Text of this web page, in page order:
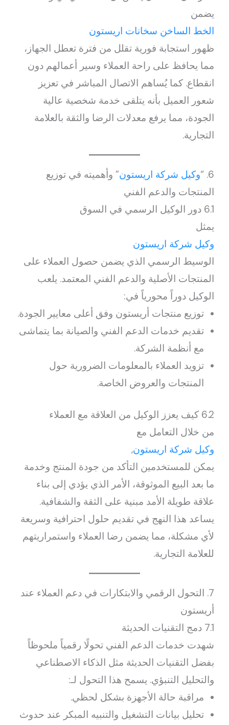
يضمن
الخط الساخن سخانات اريستون
ظهور استجابة فورية تقلل من فترة تعطل الجهاز،
مما يحافظ على راحة العملاء وسير أعمالهم دون
انقطاع. كما يُساهم الاتصال المباشر في تعزيز
شعور العميل بأنه يتلقى خدمة شخصية عالية
الجودة، مما يرفع معدلات الرضا والثقة بالعلامة
التجارية.
6. “ وكيل شركة اريستون” وأهميته في توزيع
المنتجات والدعم الفني
6.1 دور الوكيل الرسمي في السوق
يمثل
وكيل شركة اريستون
الوسيط الرسمي الذي يضمن حصول العملاء على
المنتجات الأصلية والدعم الفني المعتمد. يلعب
الوكيل دوراً محورياً في:
توزيع منتجات أريستون وفق أعلى معايير الجودة.
تقديم خدمات الدعم الفني والصيانة بما يتماشى
مع أنظمة الشركة.
تزويد العملاء بالمعلومات الضرورية حول
المنتجات والعروض الخاصة.
6.2 كيف يعزز الوكيل من العلاقة مع العملاء
من خلال التعامل مع
وكيل شركة اريستون,
يمكن للمستخدمين التأكد من جودة المنتج وخدمة
ما بعد البيع الموثوقة، الأمر الذي يؤدي إلى بناء
علاقة طويلة الأمد مبنية على الثقة والشفافية.
يساعد هذا النهج في تقديم حلول احترافية وسريعة
لأي مشكلة، مما يضمن رضا العملاء واستمراريتهم
للعلامة التجارية.
7. التحول الرقمي والابتكارات في دعم العملاء عند
أريستون
7.1 دمج التقنيات الحديثة
شهدت خدمات الدعم الفني تحولًا رقمياً ملحوظاً
بفضل التقنيات الحديثة مثل الذكاء الاصطناعي
والتحليل التنبؤي. يسمح هذا التحول لـ:
مراقبة حالة الأجهزة بشكل لحظي.
تحليل بيانات التشغيل والتنبيه المبكر عند حدوث